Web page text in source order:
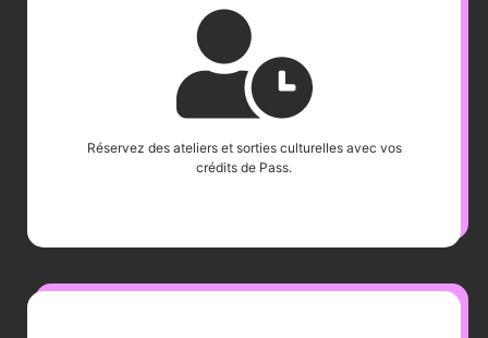
Réservez des ateliers et sorties culturelles avec vos
crédits de Pass.